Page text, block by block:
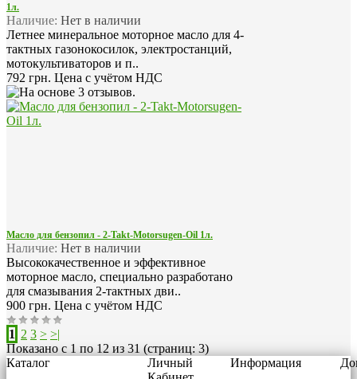
1л.
Наличие: Нет в наличии
Летнее минеральное моторное масло для 4-
тактных газонокосилок, электростанций,
мотокультиваторов и п..
792 грн. Цена с учётом НДС
Масло для бензопил - 2-Takt-Motorsugen-Oil 1л.
Наличие: Нет в наличии
Высококачественное и эффективное
моторное масло, специально разработано
для смазывания 2-тактных дви..
900 грн. Цена с учётом НДС
1 2 3 > >|
Показано с 1 по 12 из 31 (страниц: 3)
Каталог
Личный
Информация